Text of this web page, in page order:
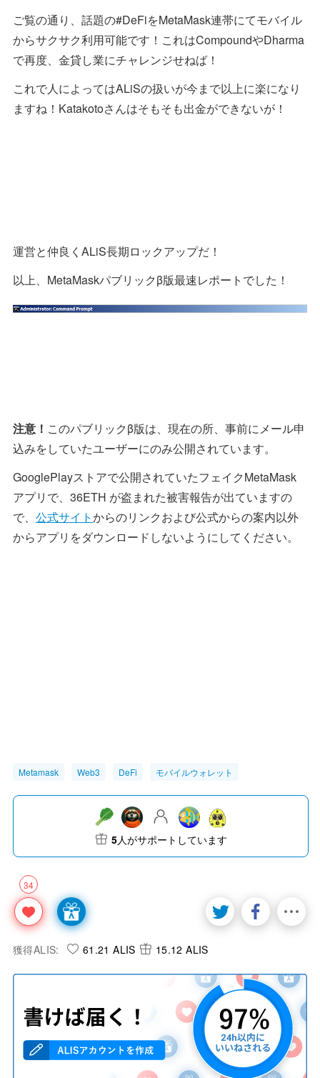
ご覧の通り、話題の#DeFiをMetaMask連帯にてモバイル
からサクサク利用可能です！これはCompoundやDharma
で再度、金貸し業にチャレンジせねば！
これで人によってはALiSの扱いが今まで以上に楽になり
ますね！Katakotoさんはそもそも出金ができないが！
運営と仲良くALiS長期ロックアップだ！
以上、MetaMaskパブリックβ版最速レポートでした！
注意！ このパブリックβ版は、現在の所、事前にメール申
込みをしていたユーザーにのみ公開されています。
GooglePlayストアで公開されていたフェイクMetaMask
アプリで、36ETH が盗まれた被害報告が出ていますの
で、 公式サイトからのリンクおよび公式からの案内以外
からアプリをダウンロードしないようにしてください。
Metamask Web3 DeFi モバイルウォレット
34
5人がサポートしています
獲得ALIS: 61.21 ALIS 15.12 ALIS